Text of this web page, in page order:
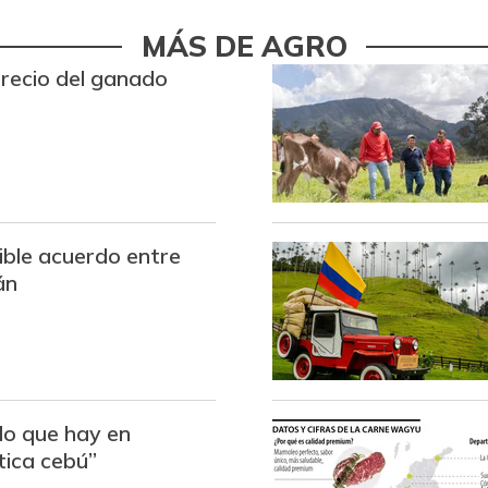
Brazo con hueso de cerdo
Brazo sin hueso de cerdo
Cabeza de lomo de cerdo
Cadera de res
Café molido
Carne de cerdo en canal
MÁS DE AGRO
del ganado
acuerdo entre
que hay en
cebú”